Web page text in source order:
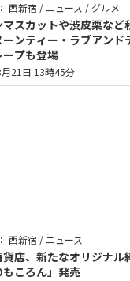
西新宿 / ニュース / グルメ
スカットや渋皮栗など
ーンティー・ラブアンド
ープも登場
21日 13時45分
西新宿 / ニュース
店、新たなオリジナル
もころん」発売